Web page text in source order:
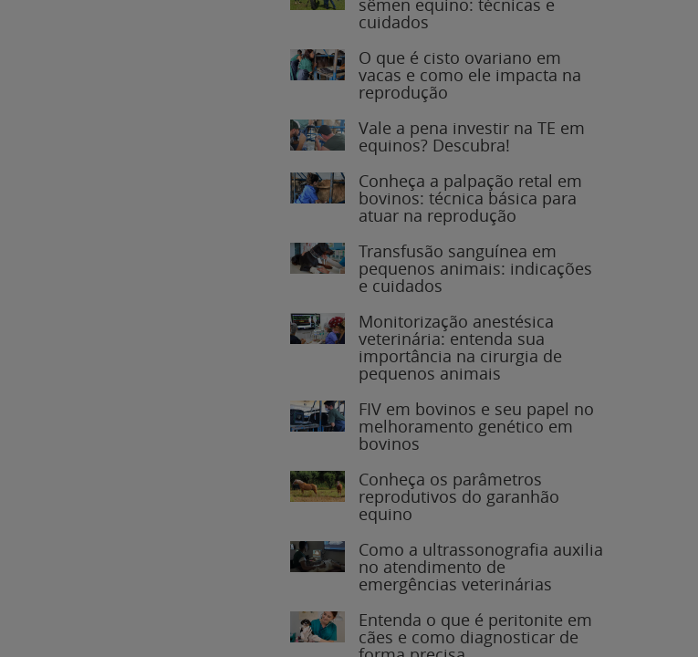
cuidados
O que é cisto ovariano em
vacas e como ele impacta na
reprodução
Vale a pena investir na TE em
equinos? Descubra!
Conheça a palpação retal em
bovinos: técnica básica para
atuar na reprodução
Transfusão sanguínea em
pequenos animais: indicações
e cuidados
Monitorização anestésica
veterinária: entenda sua
importância na cirurgia de
pequenos animais
FIV em bovinos e seu papel no
melhoramento genético em
bovinos
Conheça os parâmetros
reprodutivos do garanhão
equino
Como a ultrassonografia auxilia
no atendimento de
emergências veterinárias
Entenda o que é peritonite em
cães e como diagnosticar de
forma precisa